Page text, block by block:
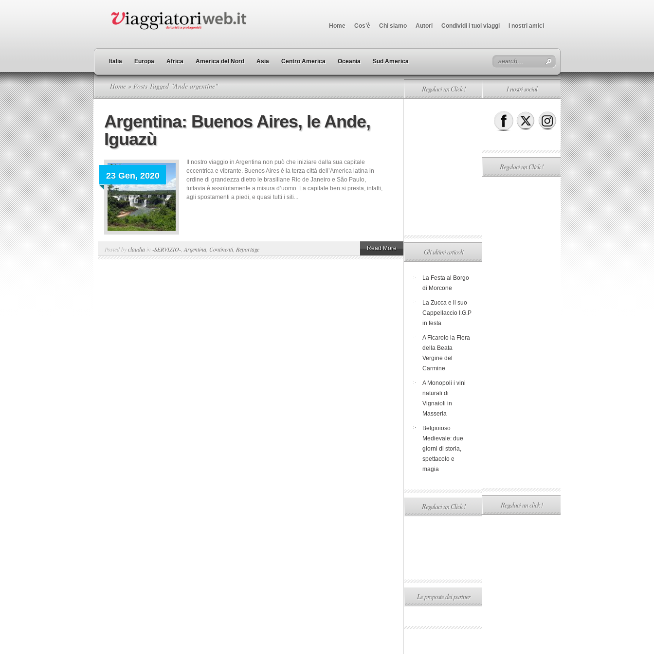
Home Cos’è Chi siamo Autori Condividi i tuoi viaggi I nostri amici
Italia Europa Africa America del Nord Asia Centro America Oceania Sud America
Home » Posts Tagged "Ande argentine"
Argentina: Buenos Aires, le Ande,
Iguazù
23 Gen, 2020
Il nostro viaggio in Argentina non può che iniziare dalla sua capitale
eccentrica e vibrante. Buenos Aires è la terza città dell’America latina in
ordine di grandezza dietro le brasiliane Rio de Janeiro e São Paulo,
tuttavia è assolutamente a misura d’uomo. La capitale ben si presta, infatti,
agli spostamenti a piedi, e quasi tutti i siti...
Posted byclaudia in -SERVIZIO- Argentina Continenti, Reportage Read More
Regalaci un Click !
Gli ultimi articoli
La Festa al Borgo
di Morcone
La Zucca e il suo
Cappellaccio I.G.P
in festa
A Ficarolo la Fiera
della Beata
Vergine del
Carmine
A Monopoli i vini
naturali di
Vignaioli in
Masseria
Belgioioso
Medievale: due
giorni di storia,
spettacolo e
magia
Regalaci un Click !
Le proposte dei partner
I nostri social
Regalaci un Click !
Regalaci un click !